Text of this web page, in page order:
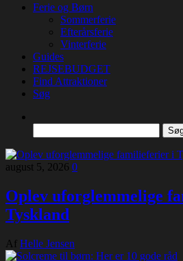
Ferie og Børn
Sommerferie
Efterårsferie
Vinterferie
Guides
REJSEBUDGET
Find Attraktioner
Søg
efter:
august 5, 2026 0
Oplev uforglemmelige
Tyskland
Af Helle Jensen